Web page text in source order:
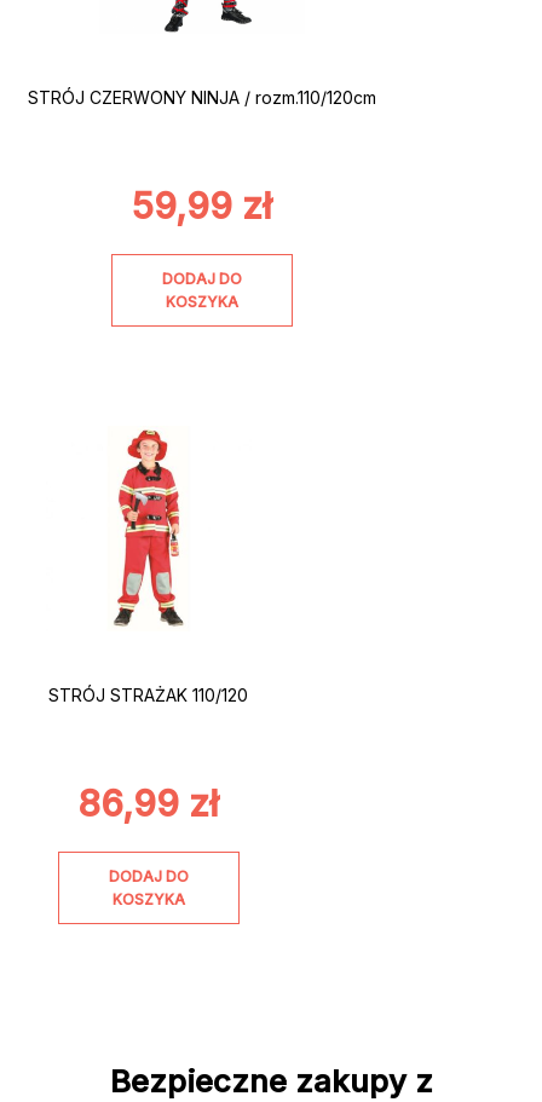
STRÓJ CZERWONY NINJA / rozm.110/120cm
59,99 zł
DODAJ DO
KOSZYKA
STRÓJ STRAŻAK 110/120
86,99 zł
DODAJ DO
KOSZYKA
Bezpieczne zakupy z